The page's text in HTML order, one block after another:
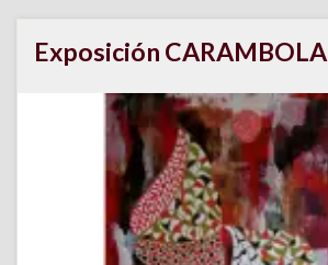
Exposición CARAMBOLA